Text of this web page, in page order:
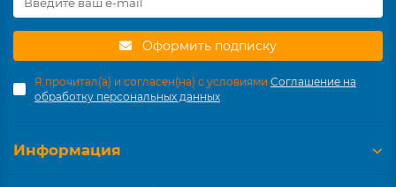
Оформить подписку
Я прочитал(а) и согласен(на) с условиями Соглашение на
обработку персональных данных
Информация